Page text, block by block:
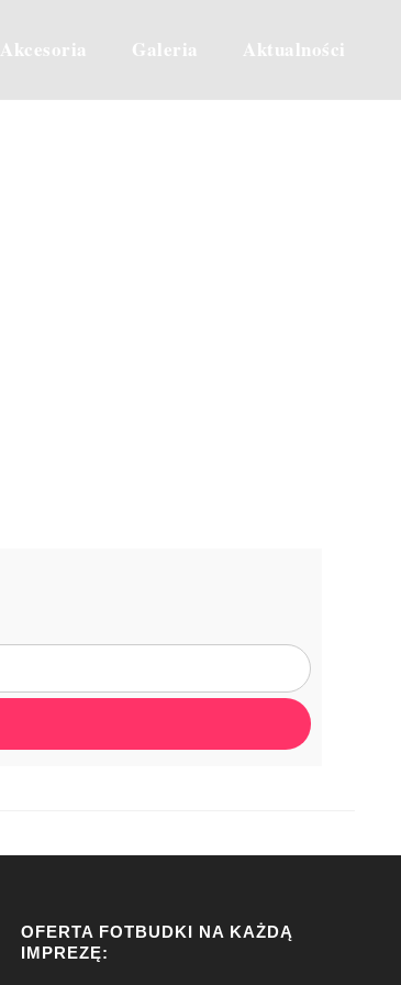
Akcesoria Galeria Aktualności
OFERTA FOTBUDKI NA KAŻDĄ
IMPREZĘ: